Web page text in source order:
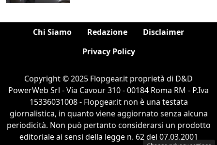
Chi Siamo Redazione
Disclaimer
Privacy Policy
Copyright © 2025 Flopgear.it proprietà di D&D
PowerWeb Srl - Via Cavour 310 - 00184 Roma RM - P.Iva
15336031008 - Flopgear.it non è una testata
giornalistica, in quanto viene aggiornato senza alcuna
periodicità. Non può pertanto considerarsi un prodotto
editoriale ai sensi della legge n. 62 del 07.03.2001